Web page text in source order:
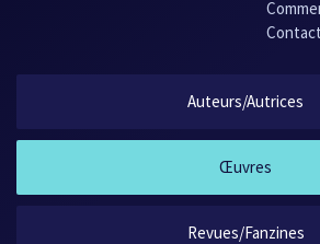
Contact
Auteurs/Autrices
Œuvres
Revues/Fanzines